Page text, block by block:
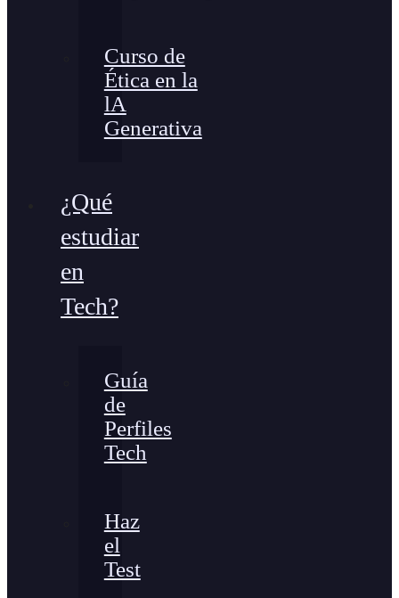
Curso de
Ética en la
lA
Generativa
¿Qué
estudiar
en
Tech?
Guía
de
Perfiles
Tech
Haz
el
Test